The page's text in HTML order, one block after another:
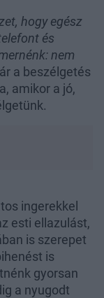
hogy egész
és
nem
a beszélgetés
amikor a jó,
ingerekkel
esti ellazulást,
is szerepet
is
gyorsan
a nyugodt